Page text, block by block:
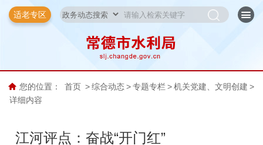
适老专区
您的位置： 首页 > 综合动态 > 专题专栏 > 机关党建、文明创建 >
详细内容
江河评点：奋战“开门红”